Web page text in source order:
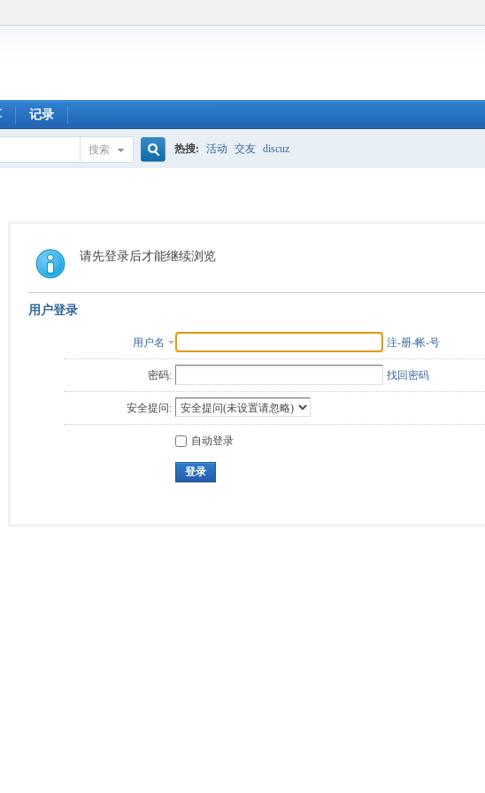
记录
搜索
索
热搜: 活动 交友 discuz
请先登录后才能继续浏览
用户登录
用户名 注-册-帐-号
密码: 找回密码
安全提问:
自动登录
登录